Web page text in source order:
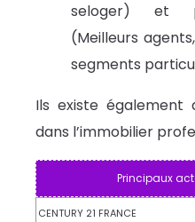
seloger) et
(Meilleurs
segments
Ils existe également
dans l’immobilier
Principaux
CENTURY 21 FRANCE